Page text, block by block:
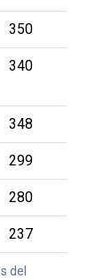
del
350
340
348
299
280
237